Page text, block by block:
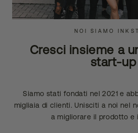
NOI SIAMO
Cresci insieme a
start-up
Siamo stati fondati nel 2021 e
migliaia di clienti. Unisciti a noi nel
a migliorare il prodotto e